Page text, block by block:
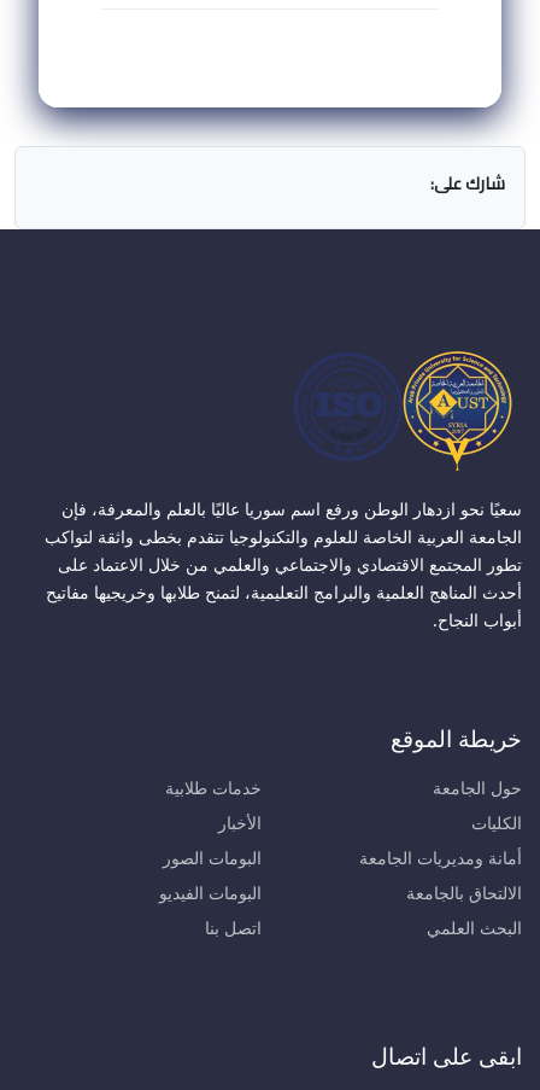
شارك على:
سعيًا نحو ازدهار الوطن ورفع اسم سوريا عاليًا بالعلم والمعرفة، فإن
الجامعة العربية الخاصة للعلوم والتكنولوجيا تتقدم بخطى واثقة لتواكب
تطور المجتمع الاقتصادي والاجتماعي والعلمي من خلال الاعتماد على
أحدث المناهج العلمية والبرامج التعليمية، لتمنح طلابها وخريجيها مفاتيح
أبواب النجاح.
خريطة الموقع
حول الجامعة
الكليات
أمانة ومديريات الجامعة
الالتحاق بالجامعة
البحث العلمي
خدمات طلابية
الأخبار
البومات الصور
البومات الفيديو
اتصل بنا
ابقى على اتصال